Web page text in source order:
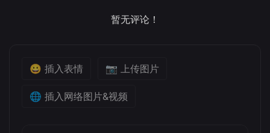
暂无评论！
😀 插入表情 📷 上传图片
🌐 插入网络图片&视频